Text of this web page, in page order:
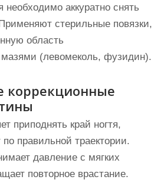
необходимо аккуратно снять
стерильные повязки,
область
мазями (левомеколь, фузидин).
коррекционные
приподнять край ногтя,
по правильной траектории.
давление с мягких
повторное врастание.